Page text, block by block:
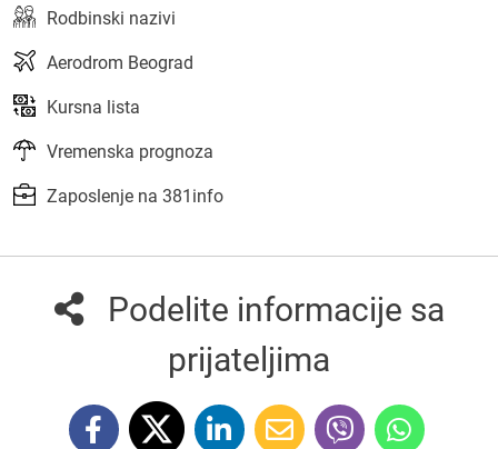
Rodbinski nazivi
Aerodrom Beograd
Kursna lista
Vremenska prognoza
Zaposlenje na 381info
Podelite informacije sa
prijateljima